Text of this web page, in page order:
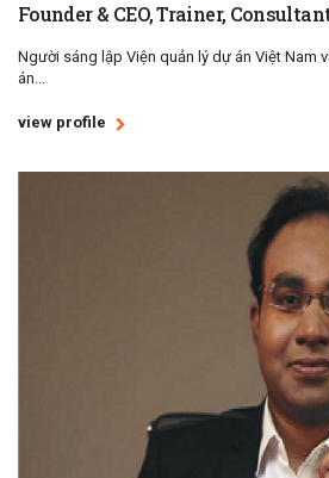
Founder & CEO, Trainer,
Người sáng lập Viện quản lý dự án Việt Nam
án...
view profile